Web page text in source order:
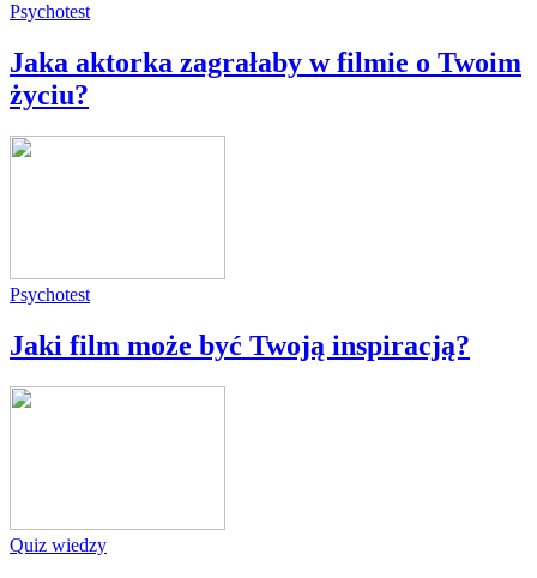
Psychotest
Jaka aktorka zagrałaby w filmie o Twoim
życiu?
Psychotest
Jaki film może być Twoją inspiracją?
Quiz wiedzy